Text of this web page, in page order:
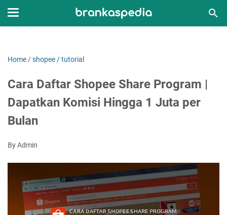
Home /shopee /tutorial
Cara Daftar Shopee Share Program |
Dapatkan Komisi Hingga 1 Juta per
Bulan
By Admin